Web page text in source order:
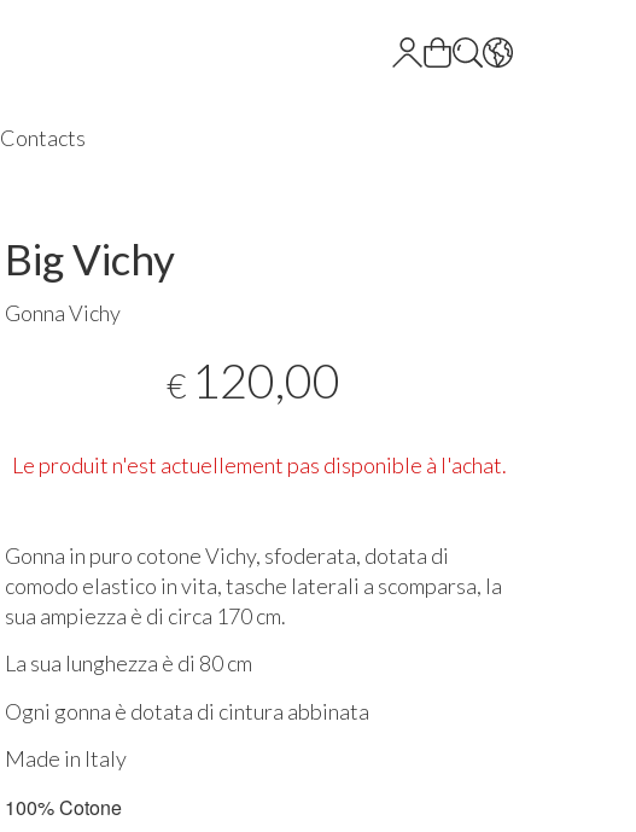
Contacts
Big Vichy
Gonna Vichy
€ 120,00
Le produit n'est actuellement pas disponible à l'achat.
Gonna in puro cotone Vichy, sfoderata, dotata di
comodo elastico in vita, tasche laterali a scomparsa, la
sua ampiezza è di circa 170 cm.
La sua lunghezza è di 80 cm
Ogni gonna è dotata di cintura abbinata
Made in Italy
100% Cotone